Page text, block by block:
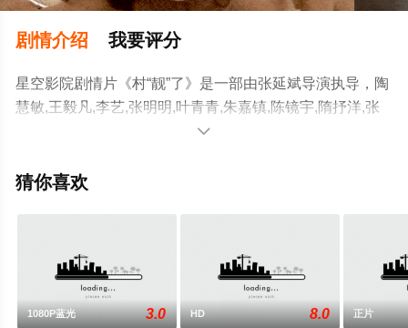
剧情介绍 我要评分
星空影院剧情片《村“靓”了》是一部由张延斌导演执导，陶
慧敏,王毅凡,李艺,张明明,叶青青,朱嘉镇,陈镜宇,隋抒洋,张
家骏等演员精彩演绎的中国大陆电影，手机免费在线观看
息可移步至豆瓣电影、电视猫或剧情网等平台了解。

猜你喜欢
1080P蓝光 3.0 HD 8.0 正片